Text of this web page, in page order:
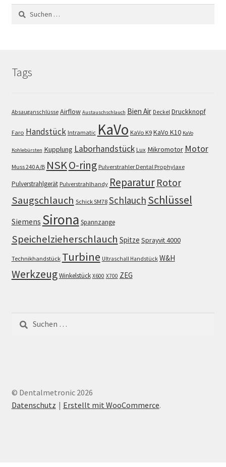
Suchen
nach:
Tags
Absauganschlüsse Airflow Austauschschlauch Bien Air Deckel Druckknopf
Faro Handstück Intramatic KaVo KaVo K9 KaVo K10 KaVo
Kohlebürsten Kupplung Laborhandstück Lux Mikromotor Motor
Muss 240 A/B NSKO-ring Pulverstrahler Dental Prophylaxe
Pulverstrahlgerät Pulverstrahlhandy Reparatur Rotor
Saugschlauch Schick SM78 Schlauch Schlüssel
Siemens Sirona Spannzange
Speichelzieherschlauch Spitze Sprayvit 4000
Technikhandstück Turbine Ultraschall Handstück W&H
WerkzeugWinkelstück X600 X700 ZEG
nach:
© Dentalmetronic 2026
Datenschutz
Erstellt mit WooCommerce.